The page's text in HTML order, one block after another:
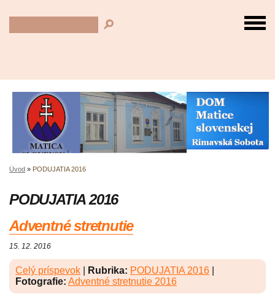
Úvod » PODUJATIA 2016
PODUJATIA 2016
Adventné stretnutie
15. 12. 2016
Celý príspevok Rubrika: PODUJATIA 2016
Fotografie: Adventné stretnutie 2016